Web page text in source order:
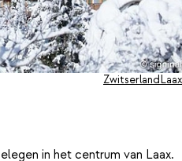
ZwitserlandLaax
in het centrum van Laax.